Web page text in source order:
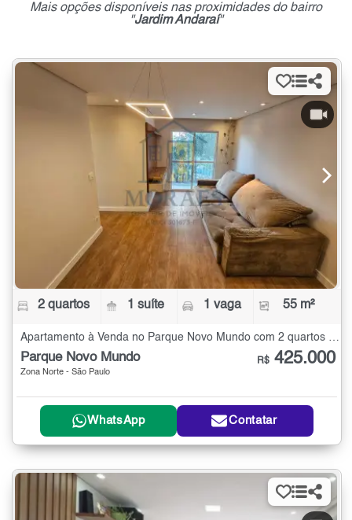
Mais opções disponíveis nas proximidades do bairro
"Jardim Andaraí"
2 quartos 1 suíte 1 vaga 55 m²
Parque Novo Mundo
Zona Norte - São Paulo
R$ 425.000
WhatsApp Contatar